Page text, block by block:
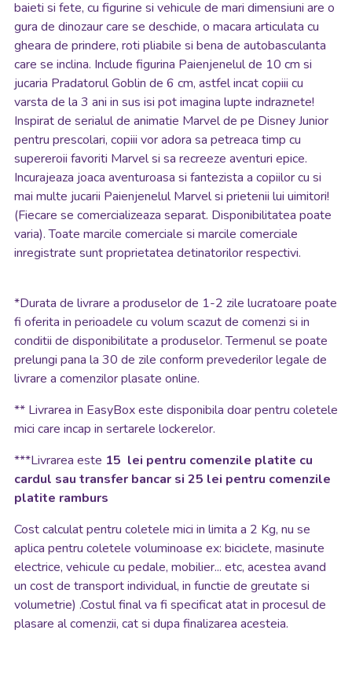
baieti si fete, cu figurine si vehicule de mari dimensiuni are o
gura de dinozaur care se deschide, o macara articulata cu
gheara de prindere, roti pliabile si bena de autobasculanta
care se inclina. Include figurina Paienjenelul de 10 cm si
jucaria Pradatorul Goblin de 6 cm, astfel incat copiii cu
varsta de la 3 ani in sus isi pot imagina lupte indraznete!
Inspirat de serialul de animatie Marvel de pe Disney Junior
pentru prescolari, copiii vor adora sa petreaca timp cu
supereroii favoriti Marvel si sa recreeze aventuri epice.
Incurajeaza joaca aventuroasa si fantezista a copiilor cu si
mai multe jucarii Paienjenelul Marvel si prietenii lui uimitori!
(Fiecare se comercializeaza separat. Disponibilitatea poate
varia). Toate marcile comerciale si marcile comerciale
inregistrate sunt proprietatea detinatorilor respectivi.
*Durata de livrare a produselor de 1-2 zile lucratoare poate
fi oferita in perioadele cu volum scazut de comenzi si in
conditii de disponibilitate a produselor. Termenul se poate
prelungi pana la 30 de zile conform prevederilor legale de
livrare a comenzilor plasate online.
** Livrarea in EasyBox este disponibila doar pentru coletele
mici care incap in sertarele lockerelor.
***Livrarea este 15 lei pentru comenzile platite cu
cardul sau transfer bancar si 25 lei pentru comenzile
platite ramburs
Cost calculat pentru coletele mici in limita a 2 Kg, nu se
aplica pentru coletele voluminoase ex: biciclete, masinute
electrice, vehicule cu pedale, mobilier... etc, acestea avand
un cost de transport individual, in functie de greutate si
volumetrie) .Costul final va fi specificat atat in procesul de
plasare al comenzii, cat si dupa finalizarea acesteia.